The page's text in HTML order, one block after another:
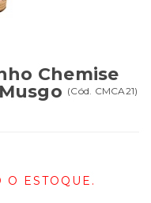
Chemise
(Cód. CMCA21)
O ESTOQUE.